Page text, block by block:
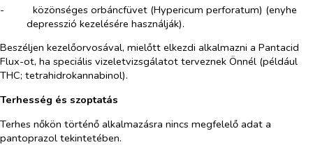
-​ közönséges orbáncfüvet (Hypericum perforatum) (enyhe
depresszió kezelésére használják).
Beszéljen kezelőorvosával, mielőtt elkezdi alkalmazni a Pantacid
Flux-ot, ha speciális vizeletvizsgálatot terveznek Önnél (például
THC; tetrahidrokannabinol).
Terhesség és szoptatás
Terhes nőkön történő alkalmazásra nincs megfelelő adat a
pantoprazol tekintetében.